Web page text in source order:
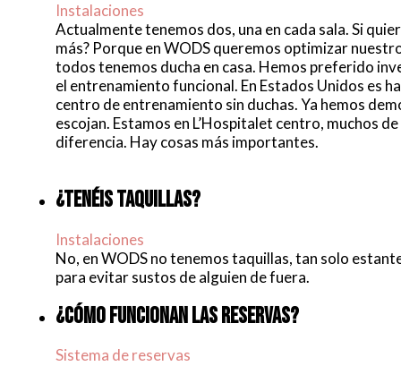
Instalaciones
Actualmente tenemos dos, una en cada sala. Si
más? Porque en WODS queremos optimizar
todos tenemos ducha en casa. Hemos preferido
el entrenamiento funcional. En Estados Unidos es
centro de entrenamiento sin duchas. Ya hemos
escojan. Estamos en L’Hospitalet centro, muchos
diferencia. Hay cosas más importantes.
¿TENÉIS TAQUILLAS?
Instalaciones
No, en WODS no tenemos taquillas, tan solo
para evitar sustos de alguien de fuera.
¿CÓMO FUNCIONAN LAS RESERVAS?
Sistema de reservas